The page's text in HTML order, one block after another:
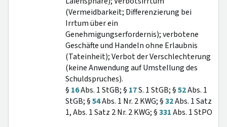
(Vermeidbarkeit; Differenzierung bei
Irrtum über ein
Genehmigungserfordernis); verbotene
Geschäfte und Handeln ohne Erlaubnis
(Tateinheit); Verbot der Verschlechterung
(keine Anwendung auf Umstellung des
Schuldspruches).
§ 16Abs. 1 StGB; § 17S. 1 StGB; §52Abs. 1
StGB; §54Abs. 1 Nr. 2 KWG; §32Abs. 1 Satz
1, Abs. 1 Satz 2 Nr. 2 KWG; §331Abs. 1 StPO